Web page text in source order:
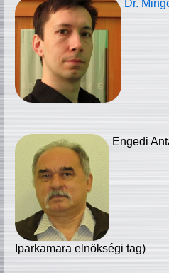
Dr.
Engedi
Iparkamara elnökségi tag)